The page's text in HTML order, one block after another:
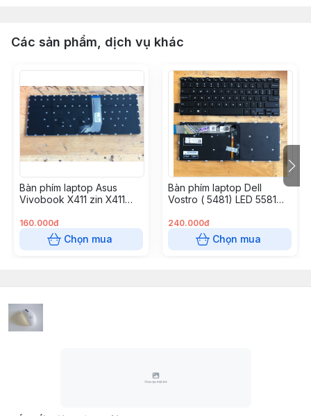
Các sản phẩm, dịch vụ khác
Bàn phím laptop Asus
Vivobook X411 zin X411
S410 S410U S410UA X410
X410U, S4000 S4100
S4200 – X411
160.000đ
Chọn mua
Bàn phím laptop Dell
Vostro ( 5481) LED 5581
5480 (5481) 5482 5485
5488 5491 5580 5581 5591
7386 7586, Latitude 3400
240.000đ
Chọn mua